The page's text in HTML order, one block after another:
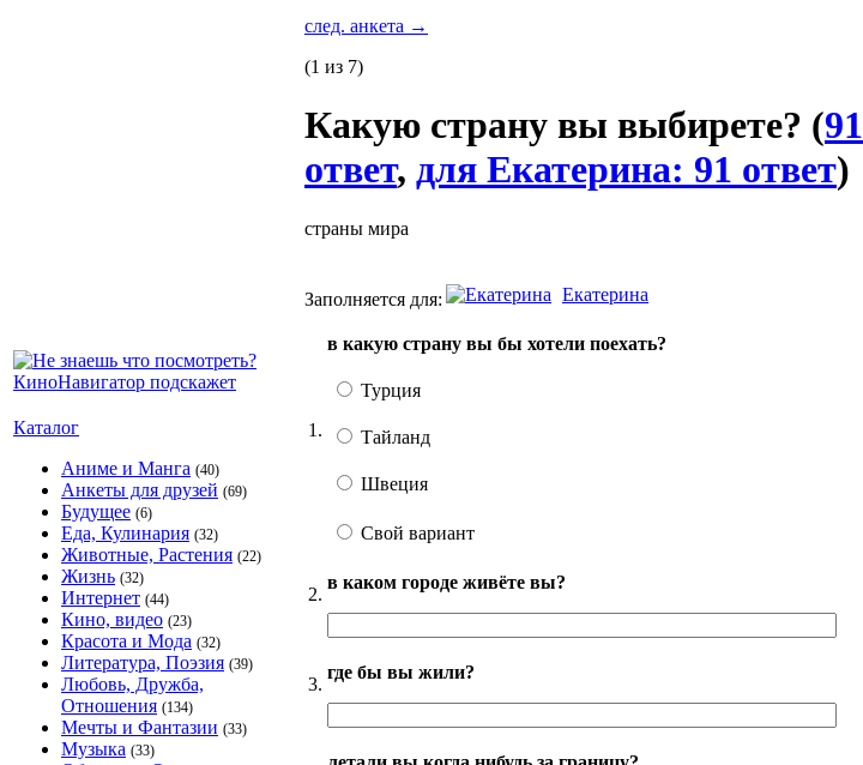
Каталог
Аниме и Манга (40)
Анкеты для друзей (69)
Будущее (6)
Еда, Кулинария (32)
Животные, Растения (22)
Жизнь (32)
Интернет (44)
Кино, видео (23)
Красота и Мода (32)
Литература, Поэзия (39)
Любовь, Дружба,
Отношения (134)
Мечты и Фантазии (33)
Музыка (33)
след. анкета →
(1 из 7)
Какую страну вы выбирете? (91
ответ, для Екатерина: 91 ответ)
страны мира
Заполняется для: Екатерина
1.
в какую страну вы бы хотели поехать?
Турция
Тайланд
Швеция
Свой вариант
2.
в каком городе живёте вы?
3.
где бы вы жили?